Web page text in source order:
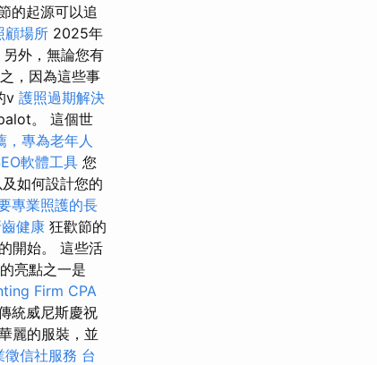
的起源可以追
顧場所 2025年
另外，無論您有
，因為這些事
v 護照過期解決
。 這個世
，專為老年人
軟體工具 您
如何設計您的
專業照護的長
健康 狂歡節的
開始。 這些活
亮點之一是
Firm CPA
統威尼斯慶祝
麗的服裝，並
徵信社服務 台